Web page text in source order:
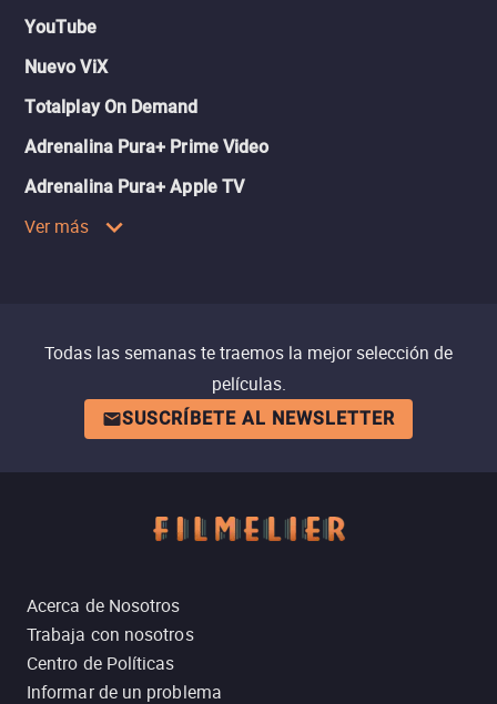
YouTube
Nuevo ViX
Totalplay On Demand
Adrenalina Pura+ Prime Video
Adrenalina Pura+ Apple TV
Ver más
Todas las semanas te traemos la mejor selección de
películas.
SUSCRÍBETE AL NEWSLETTER
Acerca de Nosotros
Trabaja con nosotros
Centro de Políticas
Informar de un problema